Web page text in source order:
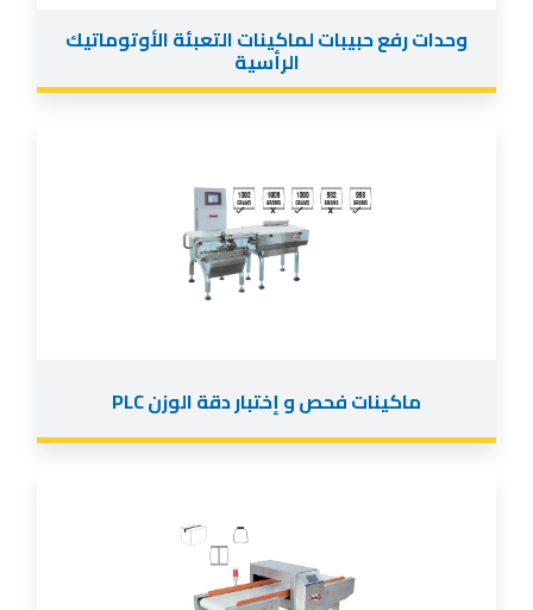
وحدات رفع حبيبات لماكينات التعبئة الأوتوماتيك
الرأسية
ماكينات فحص و إختبار دقة الوزن PLC